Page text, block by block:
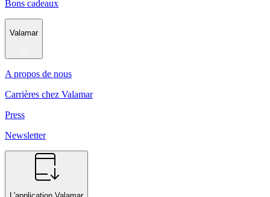
Bons cadeaux
Valamar
A propos de nous
Carrières chez Valamar
Press
Newsletter